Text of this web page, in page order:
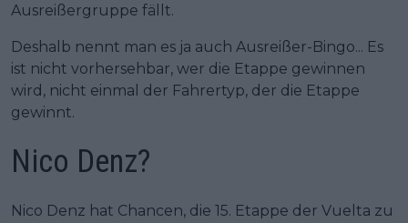
Ausreißergruppe fällt.
Deshalb nennt man es ja auch Ausreißer-Bingo... Es
ist nicht vorhersehbar, wer die Etappe gewinnen
wird, nicht einmal der Fahrertyp, der die Etappe
gewinnt.
Nico Denz?
Nico Denz hat Chancen, die 15. Etappe der Vuelta zu